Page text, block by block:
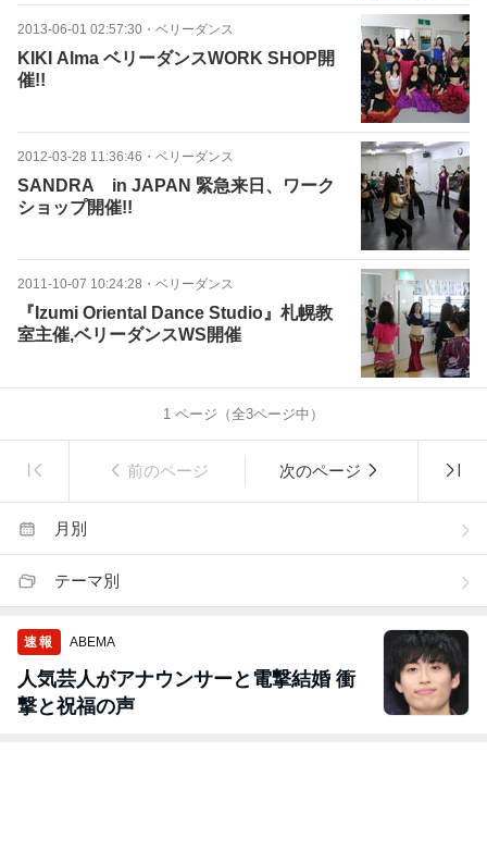
2013-06-01 02:57:30 ・ ベリーダンス
KIKI Alma ベリーダンスWORK SHOP開
催!!
2012-03-28 11:36:46 ・ ベリーダンス
SANDRA in JAPAN 緊急来日、ワーク
ショップ開催!!
2011-10-07 10:24:28 ・ ベリーダンス
『Izumi Oriental Dance Studio』札幌教
室主催,ベリーダンスWS開催
1 ページ（全3ページ中）
前のページ 次のページ
月別
テーマ別
速報 ABEMA
人気芸人がアナウンサーと電撃結婚 衝
撃と祝福の声